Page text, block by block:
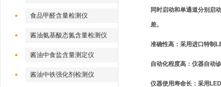
食品甲醛含量检测仪
酱油氨基酸态氮含量检测仪
酱油中食盐含量测定仪
酱油中铁强化剂检测仪
同时启动和单通道分别启
差。
准确性高：采用进口特制
自动化程度高：仪器自动
仪器使用寿命长：采用